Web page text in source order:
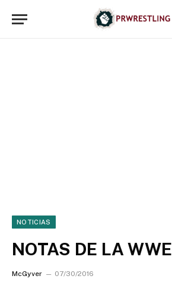
NOTICIAS
NOTAS DE LA WWE
McGyver 07/30/2016